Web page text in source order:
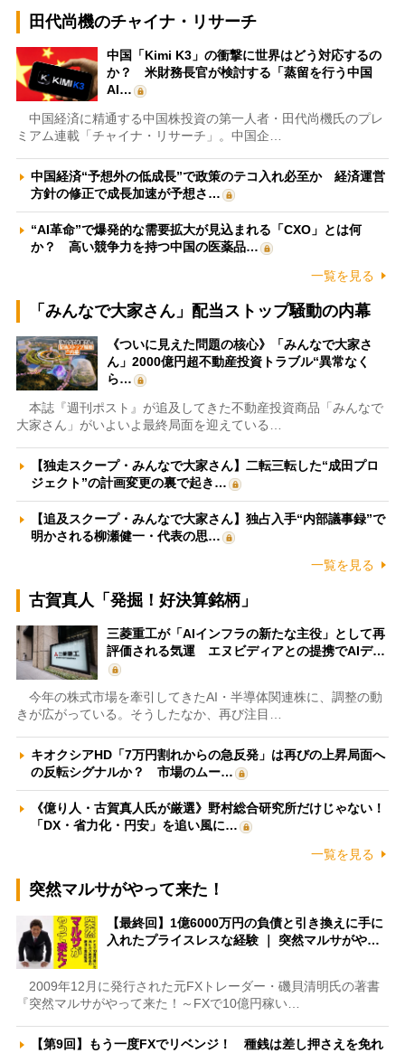
田代尚機のチャイナ・リサーチ
中国「Kimi K3」の衝撃に世界はどう対応するの
か？ 米財務長官が検討する「蒸留を行う中国
AI…
中国経済に精通する中国株投資の第一人者・田代尚機氏のプレ
ミアム連載「チャイナ・リサーチ」。中国企…
中国経済“予想外の低成長”で政策のテコ入れ必至か 経済運営
方針の修正で成長加速が予想さ…
“AI革命”で爆発的な需要拡大が見込まれる「CXO」とは何
か？ 高い競争力を持つ中国の医薬品…
一覧を見る
「みんなで大家さん」配当ストップ騒動の内幕
《ついに見えた問題の核心》「みんなで大家さ
ん」2000億円超不動産投資トラブル“異常なく
ら…
本誌『週刊ポスト』が追及してきた不動産投資商品「みんなで
大家さん」がいよいよ最終局面を迎えている…
【独走スクープ・みんなで大家さん】二転三転した“成田プロ
ジェクト”の計画変更の裏で起き…
【追及スクープ・みんなで大家さん】独占入手“内部議事録”で
明かされる柳瀬健一・代表の思…
一覧を見る
古賀真人「発掘！好決算銘柄」
三菱重工が「AIインフラの新たな主役」として再
評価される気運 エヌビディアとの提携でAIデ…
今年の株式市場を牽引してきたAI・半導体関連株に、調整の動
きが広がっている。そうしたなか、再び注目…
キオクシアHD「7万円割れからの急反発」は再びの上昇局面へ
の反転シグナルか？ 市場のムー…
《億り人・古賀真人氏が厳選》野村総合研究所だけじゃない！
「DX・省力化・円安」を追い風に…
一覧を見る
突然マルサがやって来た！
【最終回】1億6000万円の負債と引き換えに手に
入れたプライスレスな経験 ｜ 突然マルサがや…
2009年12月に発行された元FXトレーダー・磯貝清明氏の著書
『突然マルサがやって来た！～FXで10億円稼い…
【第9回】もう一度FXでリベンジ！ 種銭は差し押さえを免れ